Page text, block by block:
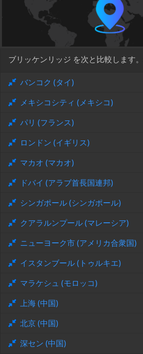
ブリッケンリッジ を次と比較します
バンコク (タイ)
メキシコシティ (メキシコ)
パリ (フランス)
ロンドン (イギリス)
マカオ (マカオ)
ドバイ (アラブ首長国連邦)
シンガポール (シンガポール)
クアラルンプール (マレーシア)
ニューヨーク市 (アメリカ合衆国)
イスタンブール (トゥルキエ)
マラケシュ (モロッコ)
上海 (中国)
北京 (中国)
深セン (中国)